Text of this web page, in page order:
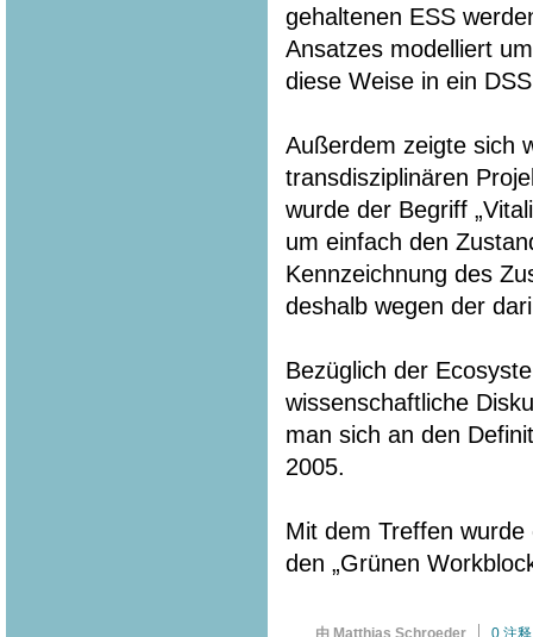
gehaltenen ESS
Ansatzes modelliert
diese Weise in ein
Außerdem zeigte sich
transdisziplinären
wurde der Begriff
um einfach den
Kennzeichnung des
deshalb wegen der
Bezüglich der
wissenschaftliche
man sich an den
2005.
Mit dem Treffen
den „Grünen